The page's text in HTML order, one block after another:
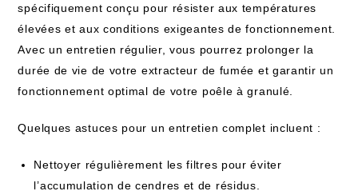
spécifiquement conçu pour résister aux températures
élevées et aux conditions exigeantes de fonctionnement.
Avec un entretien régulier, vous pourrez prolonger la
durée de vie de votre extracteur de fumée et garantir un
fonctionnement optimal de votre poêle à granulé.
Quelques astuces pour un entretien complet incluent :
Nettoyer régulièrement les filtres pour éviter
l’accumulation de cendres et de résidus.